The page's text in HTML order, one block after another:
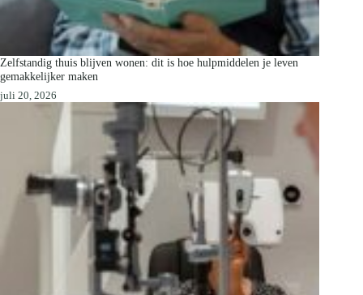
Zelfstandig thuis blijven wonen: dit is hoe hulpmiddelen je leven
gemakkelijker maken
juli 20, 2026